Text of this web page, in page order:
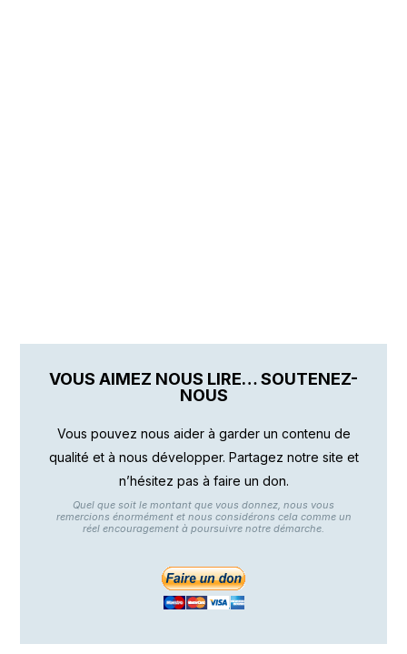
VOUS AIMEZ NOUS LIRE… SOUTENEZ-
NOUS
Vous pouvez nous aider à garder un contenu de
qualité et à nous développer. Partagez notre site et
n’hésitez pas à faire un don.
Quel que soit le montant que vous donnez, nous vous
remercions énormément et nous considérons cela comme un
réel encouragement à poursuivre notre démarche.